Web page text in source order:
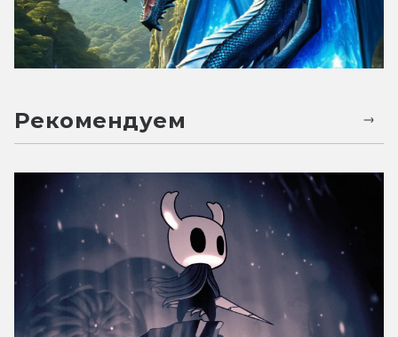
Рекомендуем